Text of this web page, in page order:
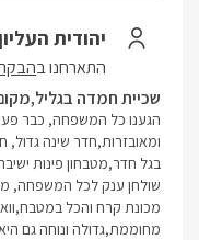
יהודית
התארחנו ב
שכיית חמדה
הגענו כל המשפחה, כבר
ומאובזרות,חדר שינה גדול,
בגל חדר,מטבחון פינות
שולחן ענק לכל המשפחה,
מכונת קרח והכל
מחוממת,גדולה ונוחה גם